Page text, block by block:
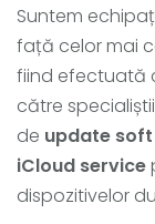
Suntem
față celor mai
fiind efectuată
către
de update soft
iCloud service
dispozitivelor